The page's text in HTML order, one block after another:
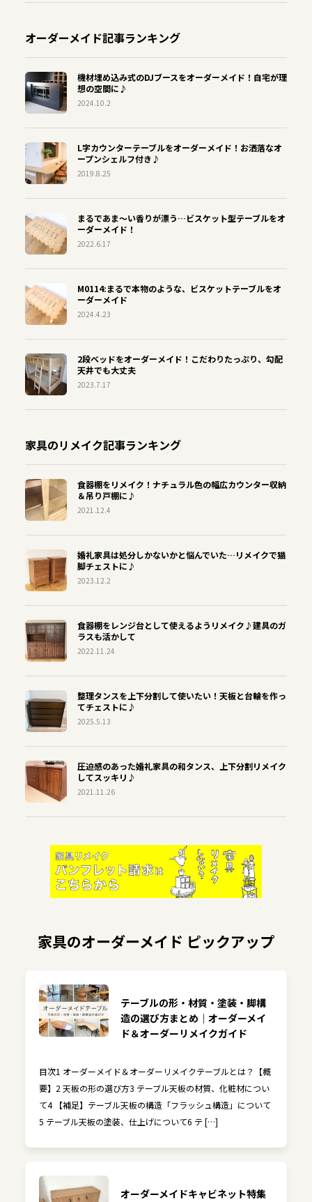
オーダーメイド記事ランキング
機材埋め込み式のDJブースをオーダーメイド！自宅が理
想の空間に♪
2024.10.2
L字カウンターテーブルをオーダーメイド！お洒落なオ
ープンシェルフ付き♪
2019.8.25
まるであま〜い香りが漂う…ビスケット型テーブルをオ
ーダーメイド！
2022.6.17
M0114:まるで本物のような、ビスケットテーブルをオ
ーダーメイド
2024.4.23
2段ベッドをオーダーメイド！こだわりたっぷり、勾配
天井でも大丈夫
2023.7.17
家具のリメイク記事ランキング
食器棚をリメイク！ナチュラル色の幅広カウンター収納
＆吊り戸棚に♪
2021.12.4
婚礼家具は処分しかないかと悩んでいた…リメイクで猫
脚チェストに♪
2023.12.2
食器棚をレンジ台として使えるようリメイク♪建具のガ
ラスも活かして
2022.11.24
整理タンスを上下分割して使いたい！天板と台輪を作っ
てチェストに♪
2025.5.13
圧迫感のあった婚礼家具の和タンス、上下分割リメイク
してスッキリ♪
2021.11.26
家具のオーダーメイド ピックアップ
テーブルの形・材質・塗装・脚構
造の選び方まとめ｜オーダーメイ
ド＆オーダーリメイクガイド
目次1 オーダーメイド＆オーダーリメイクテーブルとは？【概
要】2 天板の形の選び方3 テーブル天板の材質、化粧材につい
て4 【補足】テーブル天板の構造「フラッシュ構造」について
5 テーブル天板の塗装、仕上げについて6 テ […]
オーダーメイドキャビネット特集